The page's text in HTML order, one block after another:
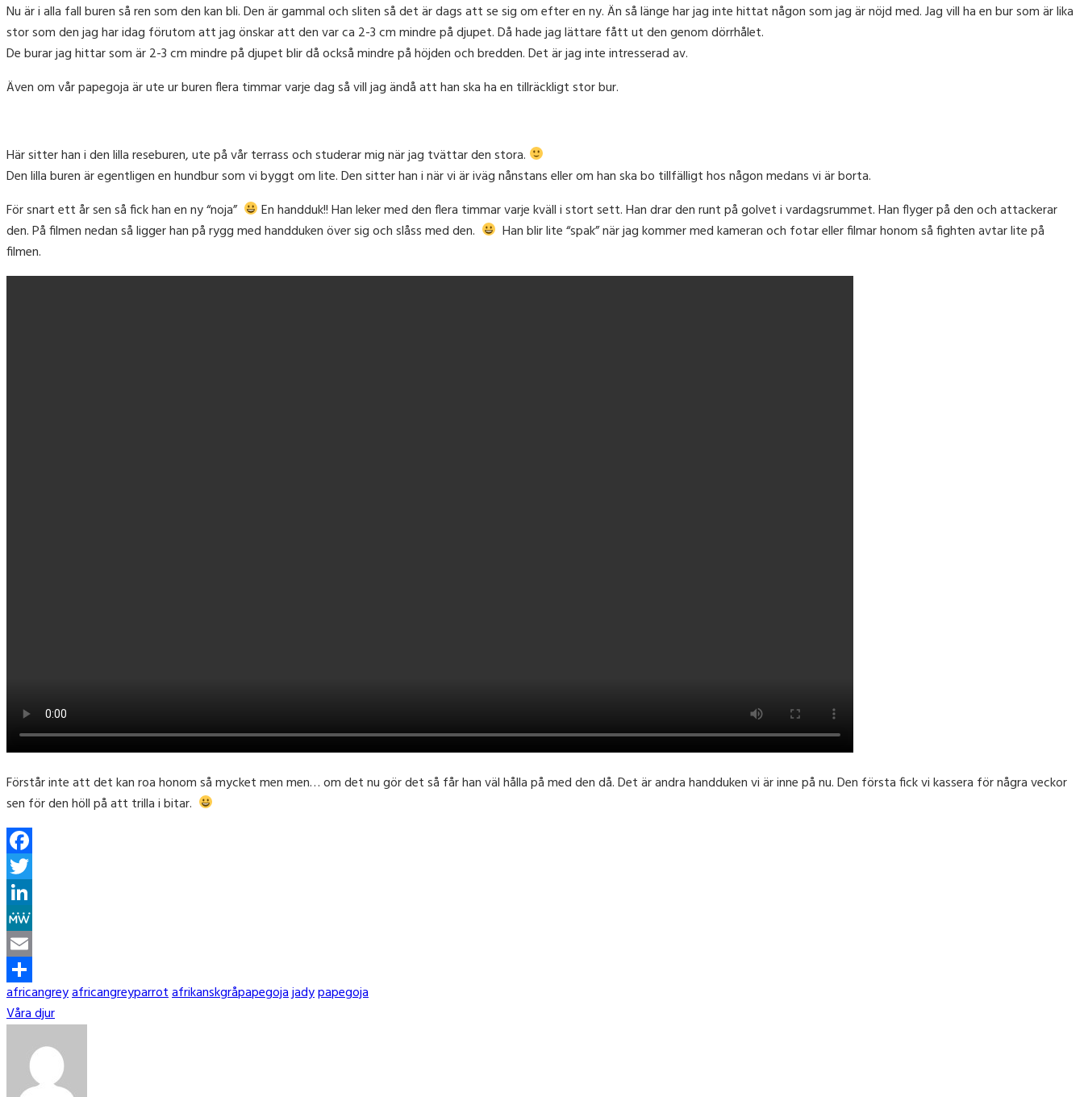
Nu är i alla fall buren så ren som den kan bli. Den är gammal och sliten så det är dags att se sig om efter en ny. Än så länge har jag inte hittat någon som jag är nöjd med. Jag vill ha en bur som är lika
stor som den jag har idag förutom att jag önskar att den var ca 2-3 cm mindre på djupet. Då hade jag lättare fått ut den genom dörrhålet.
De burar jag hittar som är 2-3 cm mindre på djupet blir då också mindre på höjden och bredden. Det är jag inte intresserad av.
Även om vår papegoja är ute ur buren flera timmar varje dag så vill jag ändå att han ska ha en tillräckligt stor bur.
Här sitter han i den lilla reseburen, ute på vår terrass och studerar mig när jag tvättar den stora.
Den lilla buren är egentligen en hundbur som vi byggt om lite. Den sitter han i när vi är iväg nånstans eller om han ska bo tillfälligt hos någon medans vi är borta.
För snart ett år sen så fick han en ny “noja”
En handduk!! Han leker med den flera timmar varje kväll i stort sett. Han drar den runt på golvet i vardagsrummet. Han flyger på den och attackerar
den. På filmen nedan så ligger han på rygg med handduken över sig och slåss med den.
Han blir lite “spak” när jag kommer med kameran och fotar eller filmar honom så fighten avtar lite på
filmen.
Förstår inte att det kan roa honom så mycket men men… om det nu gör det så får han väl hålla på med den då. Det är andra handduken vi är inne på nu. Den första fick vi kassera för några veckor
sen för den höll på att trilla i bitar.
Facebook
Twitter
LinkedIn
MeWe
Email
Share
Tags
africangreyafricangreyparrotafrikanskgråpapegojajadypapegoja
Categories
Våra djur